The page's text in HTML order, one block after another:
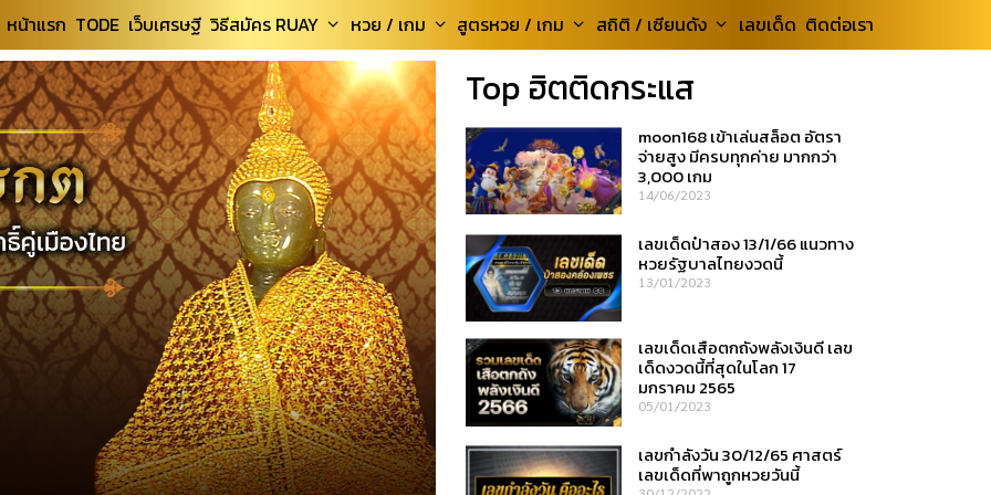
หน้าแรก TODE เว็บเศรษฐี วิธีสมัคร RUAY หวย / เกม สูตรหวย / เกม สถิติ / เซียนดัง เลขเด็ด ติดต่อเรา
Top ฮิตติดกระแส
moon168 เข้าเล่นสล็อต อัตรา
จ่ายสูง มีครบทุกค่าย มากกว่า
3,000 เกม
14/06/2023
เลขเด็ดป๋าสอง 13/1/66 แนวทาง
หวยรัฐบาลไทยงวดนี้
13/01/2023
เลขเด็ดเสือตกถังพลังเงินดี เลข
เด็ดงวดนี้ที่สุดในโลก 17
มกราคม 2565
05/01/2023
เลขกำลังวัน 30/12/65 ศาสตร์
เลขเด็ดที่พาถูกหวยวันนี้